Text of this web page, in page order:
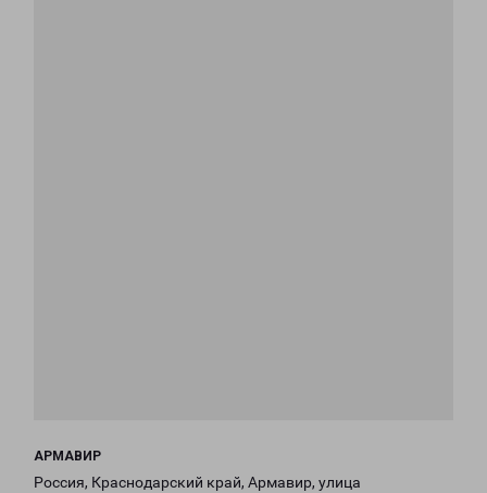
АРМАВИР
Россия, Краснодарский край, Армавир, улица